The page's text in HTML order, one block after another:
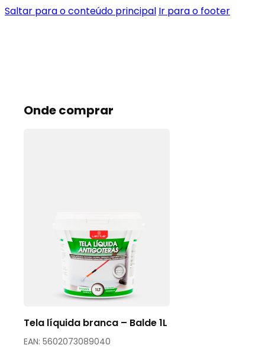
Saltar para o conteúdo principal Ir para o footer
Onde comprar
Tela líquida branca – Balde 1L
EAN: 5602073089040